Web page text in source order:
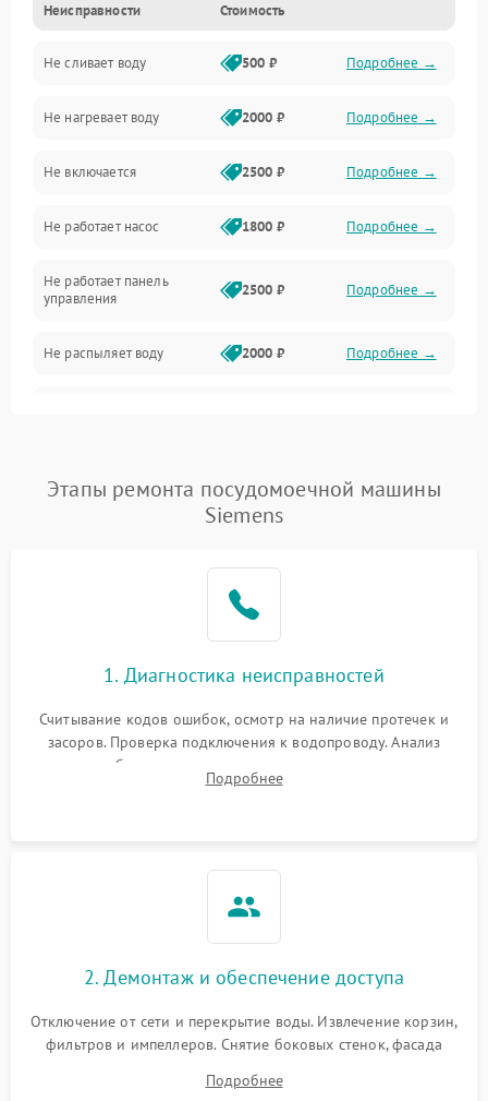
Управление
Электропитание
Датчики
Нагрев
Вода
Гигиена
Программное обеспечение
Неисправности Стоимость
Не сливает воду 500 ₽ Подробнее →
Не нагревает воду 2000 ₽ Подробнее →
Не включается 2500 ₽ Подробнее →
Не работает насос 1800 ₽ Подробнее →
Не работает панель
управления
2500 ₽ Подробнее →
Не распыляет воду 2000 ₽ Подробнее →
Проблемы с набором
воды
1800 ₽ Подробнее →
1700 ₽
циркуляционным насосом
2100 ₽ Подробнее →
Этапы ремонта посудомоечной машины
Siemens
1. Диагностика неисправностей
Считывание кодов ошибок, осмотр на наличие протечек и
засоров. Проверка подключения к водопроводу. Анализ
жалоб на отсутствие слива, нагрева, вращения
разбрызгивателей или срабатывание системы защиты
Подробнее
2. Демонтаж и обеспечение доступа
Отключение от сети и перекрытие воды. Извлечение корзин,
фильтров и импеллеров. Снятие боковых стенок, фасада
циркуляционному насосу, ТЭНу и сливной помпе.
Подробнее